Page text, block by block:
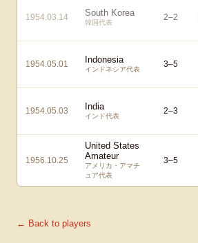
1954.03.14 South Korea
韓国代表
2–2
1954.05.01 Indonesia
インドネシア代表
3–5
1954.05.03 India
インド代表
2–3
1956.10.25
United States
Amateur
アメリカ・アマチ
ュア代表
3–5
← Back to players